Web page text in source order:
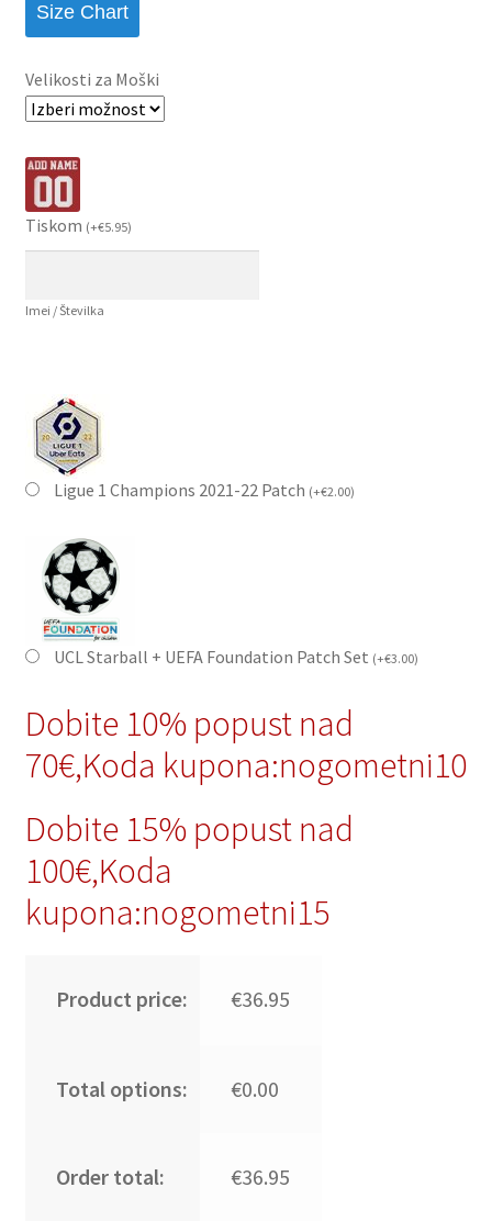
Size Chart
Velikosti za Moški
Tiskom (+€5.95)
Imei / Številka
Ligue 1 Champions 2021-22 Patch (+€2.00)
UCL Starball + UEFA Foundation Patch Set (+€3.00)
Dobite 10% popust nad
70€,Koda kupona:nogometni10
Dobite 15% popust nad
100€,Koda
kupona:nogometni15
Product price: €36.95
Total options: €0.00
Order total: €36.95